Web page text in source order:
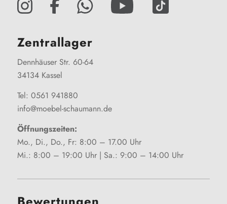
Zentrallager
Dennhäuser Str. 60-64
34134 Kassel
Tel: 0561 941880
info@moebel-schaumann.de
Öffnungszeiten:
Mo., Di., Do., Fr: 8:00 – 17.00 Uhr
Mi.: 8:00 – 19:00 Uhr | Sa.: 9:00 – 14:00 Uhr